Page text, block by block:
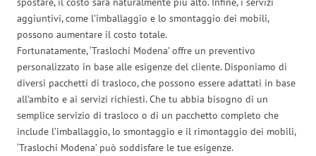
aggiuntivi, come l’imballaggio e lo smontaggio dei mobili,
possono aumentare il costo totale.
Fortunatamente, ‘Traslochi Modena’ offre un preventivo
personalizzato in base alle esigenze del cliente. Disponiamo di
diversi pacchetti di trasloco, che possono essere adattati in base
all’ambito e ai servizi richiesti. Che tu abbia bisogno di un
semplice servizio di trasloco o di un pacchetto completo che
include l’imballaggio, lo smontaggio e il rimontaggio dei mobili,
‘Traslochi Modena’ può soddisfare le tue esigenze.